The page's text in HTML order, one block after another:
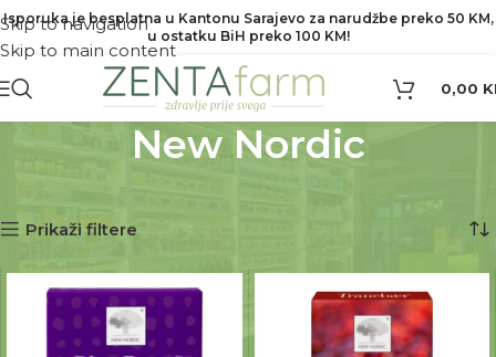
Skip to navigation
Skip to main content
Isporuka je besplatna u Kantonu Sarajevo za narudžbe preko 50 KM,
u ostatku BiH preko 100 KM!
0,00
New Nordic
Prikaži filtere